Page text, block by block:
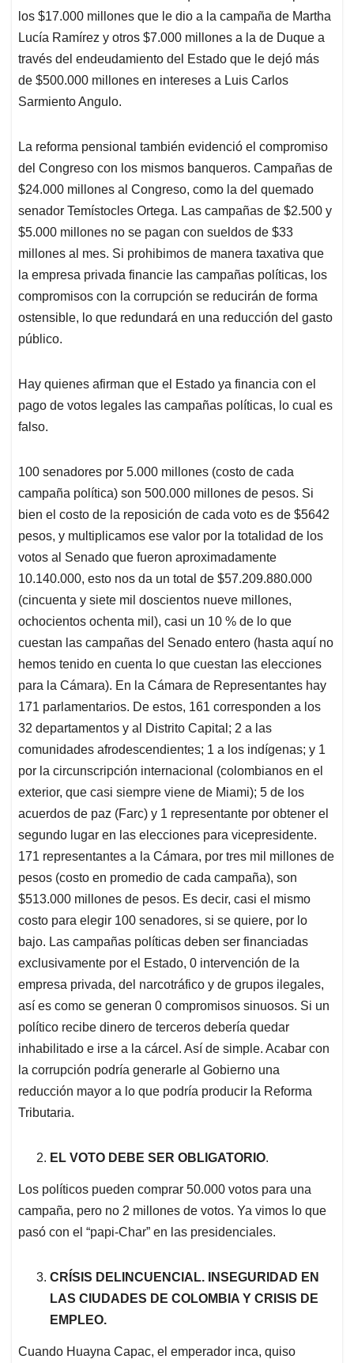
los $17.000 millones que le dio a la campaña de Martha
Lucía Ramírez y otros $7.000 millones a la de Duque a
través del endeudamiento del Estado que le dejó más
de $500.000 millones en intereses a Luis Carlos
Sarmiento Angulo.
La reforma pensional también evidenció el compromiso
del Congreso con los mismos banqueros. Campañas de
$24.000 millones al Congreso, como la del quemado
senador Temístocles Ortega. Las campañas de $2.500 y
$5.000 millones no se pagan con sueldos de $33
millones al mes. Si prohibimos de manera taxativa que
la empresa privada financie las campañas políticas, los
compromisos con la corrupción se reducirán de forma
ostensible, lo que redundará en una reducción del gasto
público.
Hay quienes afirman que el Estado ya financia con el
pago de votos legales las campañas políticas, lo cual es
falso.
100 senadores por 5.000 millones (costo de cada
campaña política) son 500.000 millones de pesos. Si
bien el costo de la reposición de cada voto es de $5642
pesos, y multiplicamos ese valor por la totalidad de los
votos al Senado que fueron aproximadamente
10.140.000, esto nos da un total de $57.209.880.000
(cincuenta y siete mil doscientos nueve millones,
ochocientos ochenta mil), casi un 10 % de lo que
cuestan las campañas del Senado entero (hasta aquí no
hemos tenido en cuenta lo que cuestan las elecciones
para la Cámara). En la Cámara de Representantes hay
171 parlamentarios. De estos, 161 corresponden a los
32 departamentos y al Distrito Capital; 2 a las
comunidades afrodescendientes; 1 a los indígenas; y 1
por la circunscripción internacional (colombianos en el
exterior, que casi siempre viene de Miami); 5 de los
acuerdos de paz (Farc) y 1 representante por obtener el
segundo lugar en las elecciones para vicepresidente.
171 representantes a la Cámara, por tres mil millones de
pesos (costo en promedio de cada campaña), son
$513.000 millones de pesos. Es decir, casi el mismo
costo para elegir 100 senadores, si se quiere, por lo
bajo. Las campañas políticas deben ser financiadas
exclusivamente por el Estado, 0 intervención de la
empresa privada, del narcotráfico y de grupos ilegales,
así es como se generan 0 compromisos sinuosos. Si un
político recibe dinero de terceros debería quedar
inhabilitado e irse a la cárcel. Así de simple. Acabar con
la corrupción podría generarle al Gobierno una
reducción mayor a lo que podría producir la Reforma
Tributaria.
EL VOTO DEBE SER OBLIGATORIO.
Los políticos pueden comprar 50.000 votos para una
campaña, pero no 2 millones de votos. Ya vimos lo que
pasó con el “papi-Char” en las presidenciales.
CRÍSIS DELINCUENCIAL. INSEGURIDAD EN
LAS CIUDADES DE COLOMBIA Y CRISIS DE
EMPLEO.
Cuando Huayna Capac, el emperador inca, quiso